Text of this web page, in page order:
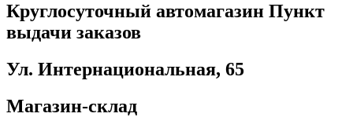
Круглосуточный автомагазин Пункт
выдачи заказов
Ул. Интернациональная, 65
Магазин-склад